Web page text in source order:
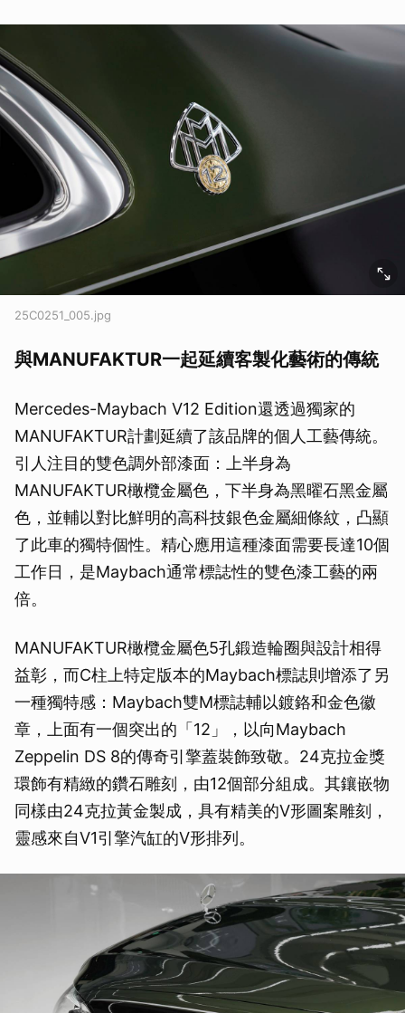
25C0251_005.jpg
與MANUFAKTUR一起延續客製化藝術的傳統
Mercedes-Maybach V12 Edition還透過獨家的
MANUFAKTUR計劃延續了該品牌的個人工藝傳統。
引人注目的雙色調外部漆面：上半身為
MANUFAKTUR橄欖金屬色，下半身為黑曜石黑金屬
色，並輔以對比鮮明的高科技銀色金屬細條紋，凸顯
了此車的獨特個性。精心應用這種漆面需要長達10個
工作日，是Maybach通常標誌性的雙色漆工藝的兩
倍。
MANUFAKTUR橄欖金屬色5孔鍛造輪圈與設計相得
益彰，而C柱上特定版本的Maybach標誌則增添了另
一種獨特感：Maybach雙M標誌輔以鍍鉻和金色徽
章，上面有一個突出的「12」，以向Maybach
Zeppelin DS 8的傳奇引擎蓋裝飾致敬。24克拉金獎
環飾有精緻的鑽石雕刻，由12個部分組成。其鑲嵌物
同樣由24克拉黃金製成，具有精美的V形圖案雕刻，
靈感來自V1引擎汽缸的V形排列。